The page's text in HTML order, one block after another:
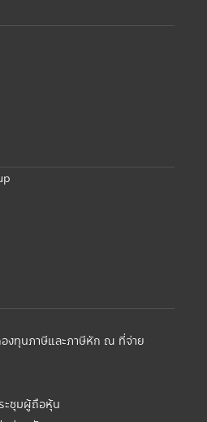
งทุนภาษีและภาษีหัก ณ ที่จ่าย
ะชุมผู้ถือหุ้น